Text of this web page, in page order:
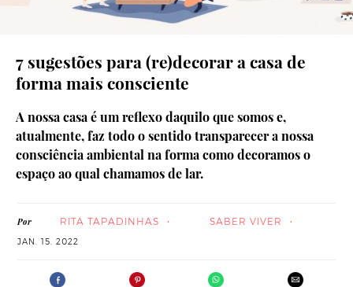
7 sugestões para (re)decorar a casa de
forma mais consciente
A nossa casa é um reflexo daquilo que somos e,
atualmente, faz todo o sentido transparecer a nossa
consciência ambiental na forma como decoramos o
espaço ao qual chamamos de lar.
Por RITA TAPADINHAS SABER VIVER
JAN. 15. 2022